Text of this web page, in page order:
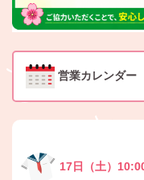
営業カレンダー
17日（土）